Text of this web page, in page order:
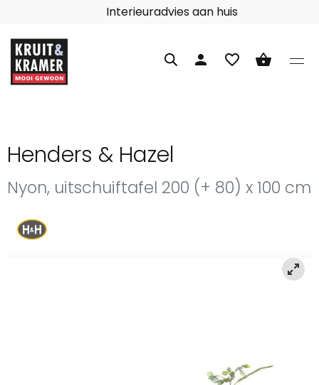
Interieuradvies aan huis
person favorite_border shopping_basket
Henders & Hazel
Nyon, uitschuiftafel 200 (+ 80) x 100 cm